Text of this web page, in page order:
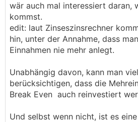
Ich kenn zwar deine
nicht, aber du bist ja
einem Elektriker in der
sagen kostet dir die Anlage
───────────────
Mit 1000€/kWp kann man
wär auch mal interessiert daran,
kommst.
edit: laut Zinseszinsrechner
hin, unter der Annahme, dass
Einnahmen nie mehr anlegt.
Unabhängig davon, kann man
berücksichtigen, dass die
Break Even auch reinvestiert
Und selbst wenn nicht, ist es